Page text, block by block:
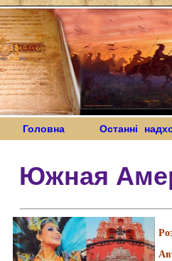
Головна Останні
Южная